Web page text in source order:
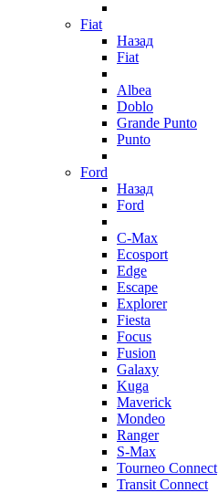
Fiat
Назад
Fiat
Albea
Doblo
Grande Punto
Punto
Ford
Назад
Ford
C-Max
Ecosport
Edge
Escape
Explorer
Fiesta
Focus
Fusion
Galaxy
Kuga
Maverick
Mondeo
Ranger
S-Max
Tourneo Connect
Transit Connect